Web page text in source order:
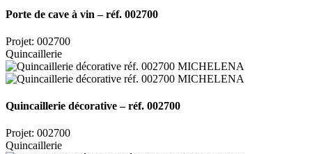
Porte de cave à vin – réf. 002700
Projet: 002700
Quincaillerie
Quincaillerie décorative – réf. 002700
Projet: 002700
Quincaillerie